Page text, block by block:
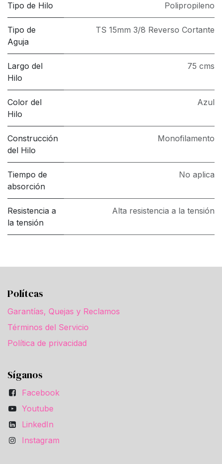
Tipo de Hilo Polipropileno
Tipo de
Aguja
TS 15mm 3/8 Reverso Cortante
Largo del
Hilo
75 cms
Color del
Hilo
Azul
Construcción
del Hilo
Monofilamento
Tiempo de
absorción
No aplica
Resistencia a
la tensión
Alta resistencia a la tensión
Polítcas
Garantías, Quejas y Reclamos
Términos del Servicio
Política de privacidad
Síganos
Facebook
Youtube
LinkedIn
Instagram